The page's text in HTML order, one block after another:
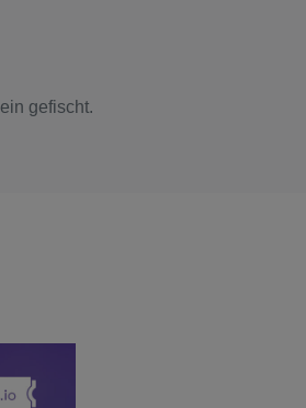
gefischt.